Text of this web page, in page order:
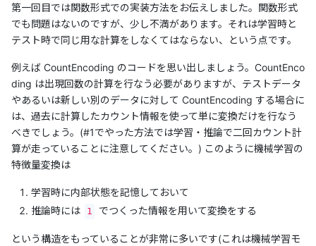
第一回目では関数形式での実装方法をお伝えしました。関数形式
でも問題はないのですが、少し不満があります。それは学習時と
テスト時で同じ用な計算をしなくてはならない、という点です。
例えば CountEncoding のコードを思い出しましょう。CountEnco
ding は出現回数の計算を行なう必要がありますが、テストデータ
やあるいは新しい別のデータに対して CountEncoding する場合に
は、過去に計算したカウント情報を使って単に変換だけを行なう
べきでしょう。(#1でやった方法では学習・推論で二回カウント計
算が走っていることに注意してください。) このように機械学習の
特徴量変換は
学習時に内部状態を記憶しておいて
推論時には
1 でつくった情報を用いて変換をする
という構造をもっていることが非常に多いです(これは機械学習モ